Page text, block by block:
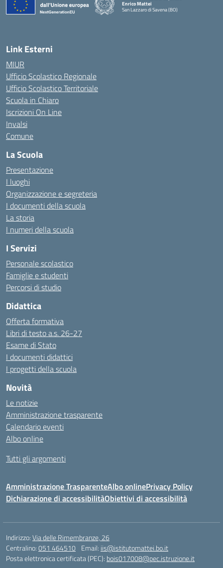
Enrico Mattei
San Lazzaro di Savena (BO)
Link Esterni
MIUR
Ufficio Scolastico Regionale
Ufficio Scolastico Territoriale
Scuola in Chiaro
Iscrizioni On Line
Invalsi
Comune
La Scuola
Presentazione
I luoghi
Organizzazione e segreteria
I documenti della scuola
La storia
I numeri della scuola
I Servizi
Personale scolastico
Famiglie e studenti
Percorsi di studio
Didattica
Offerta formativa
Libri di testo a.s. 26-27
Esame di Stato
I documenti didattici
I progetti della scuola
Novità
Le notizie
Amministrazione trasparente
Calendario eventi
Albo online
Tutti gli argomenti
Amministrazione TrasparenteAlbo onlinePrivacy Policy
Dichiarazione di accessibilitàObiettivi di accessibilità
Indirizzo:Via delle Rimembranze, 26
Centralino:051 464510 Email: iis@istitutomattei.bo.it
Posta elettronica certificata (PEC): bois017008@pec.istruzione.it